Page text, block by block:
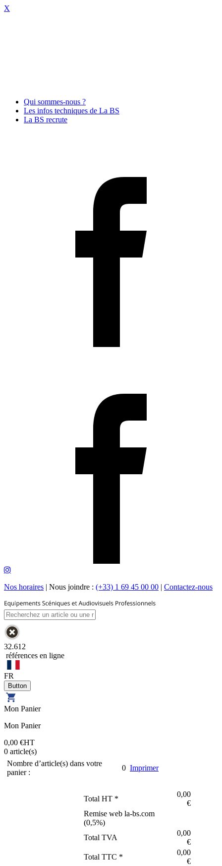
X
Qui sommes-nous ?
Les infos techniques de La BS
La BS recrute
Nos horaires | Nous joindre : (+33) 1 69 45 00 00 | Contactez-nous
32.612
références en ligne
FR
Mon Panier
Mon Panier
0,00 €HT
0 article(s)
Nombre d’article(s) dans votre
panier :
0 Imprimer
Total HT *
0,00
€
Remise web la-bs.com
(0,5%)
Total TVA
0,00
€
Total TTC *
0,00
€